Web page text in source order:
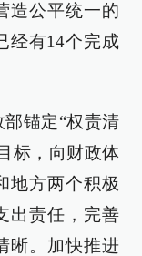
造公平统一的
经有14个完成
锚定“权责清
标，向财政体
地方两个积极
出责任，完善
晰。加快推进